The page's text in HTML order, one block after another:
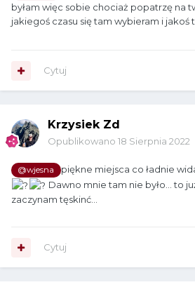
byłam więc sobie chociaż popatrzę na
jakiegoś czasu się tam wybieram i jakoś
Cytuj
Krzysiek Zd
Opublikowano 18 Sierpnia 2022
@wjesna
piękne miejsca co ładnie
Dawno mnie tam nie było... to
zaczynam tęskinć...
Cytuj